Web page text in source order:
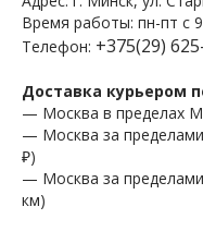
Время работы: пн-пт с
Телефон: +375(29)
Доставка курьером
— Москва в пределах
— Москва за
₽)
— Москва за
км)